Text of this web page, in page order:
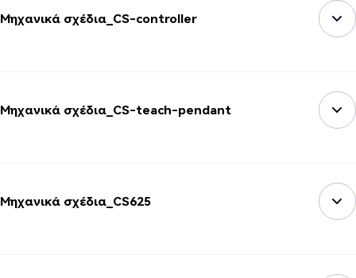
Μηχανικά σχέδια_CS-controller
Μηχανικά σχέδια_CS-teach-pendant
Μηχανικά σχέδια_CS625